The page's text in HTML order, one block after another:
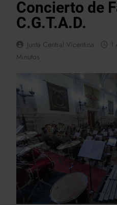
Concierto de
C.G.T.A.D.
Junta Central Vicentina 1
Minutos